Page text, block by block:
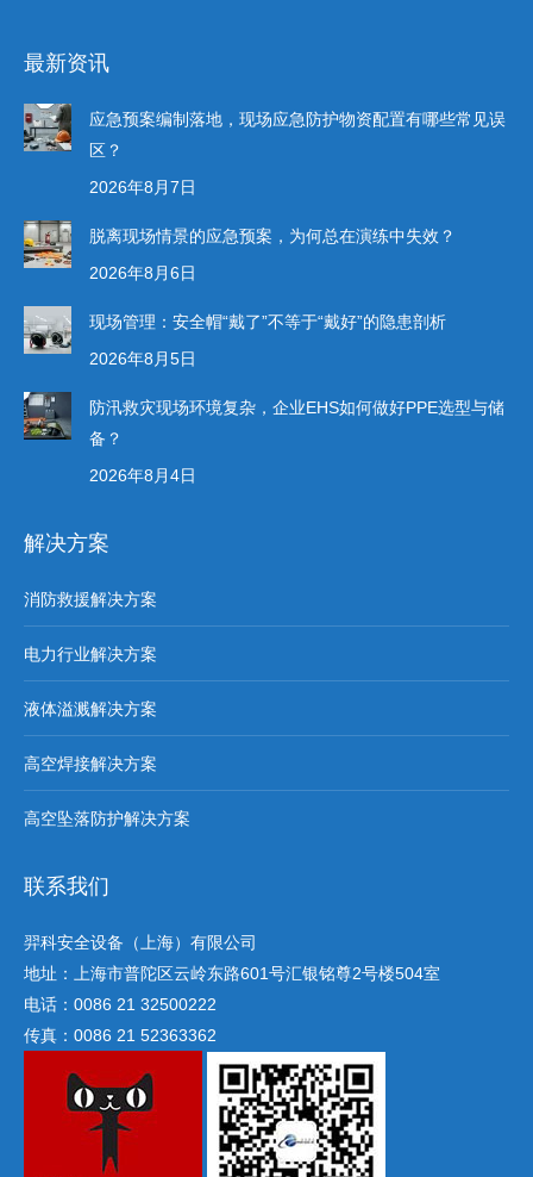
最新资讯
应急预案编制落地，现场应急防护物资配置有哪些常见误
区？
2026年8月7日
脱离现场情景的应急预案，为何总在演练中失效？
2026年8月6日
现场管理：安全帽“戴了”不等于“戴好”的隐患剖析
2026年8月5日
防汛救灾现场环境复杂，企业EHS如何做好PPE选型与储
备？
2026年8月4日
解决方案
消防救援解决方案
电力行业解决方案
液体溢溅解决方案
高空焊接解决方案
高空坠落防护解决方案
联系我们
羿科安全设备（上海）有限公司
地址：上海市普陀区云岭东路601号汇银铭尊2号楼504室
电话：0086 21 32500222
传真：0086 21 52363362